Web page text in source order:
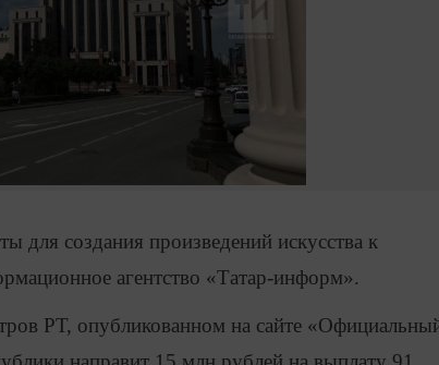
для создания произведений искусства к
агентство «Татар-информ».
РТ, опубликованном на сайте